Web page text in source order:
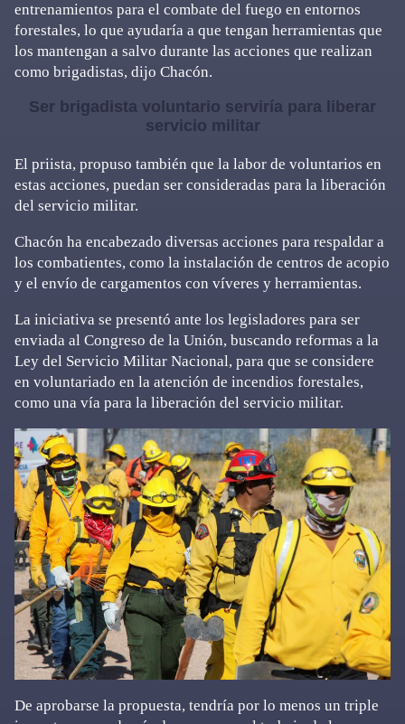
entrenamientos para el combate del fuego en entornos
forestales, lo que ayudaría a que tengan herramientas que
los mantengan a salvo durante las acciones que realizan
como brigadistas, dijo Chacón.
Ser brigadista voluntario serviría para liberar
servicio militar
El priista, propuso también que la labor de voluntarios en
estas acciones, puedan ser consideradas para la liberación
del servicio militar.
Chacón ha encabezado diversas acciones para respaldar a
los combatientes, como la instalación de centros de acopio
y el envío de cargamentos con víveres y herramientas.
La iniciativa se presentó ante los legisladores para ser
enviada al Congreso de la Unión, buscando reformas a la
Ley del Servicio Militar Nacional, para que se considere
en voluntariado en la atención de incendios forestales,
como una vía para la liberación del servicio militar.
De aprobarse la propuesta, tendría por lo menos un triple